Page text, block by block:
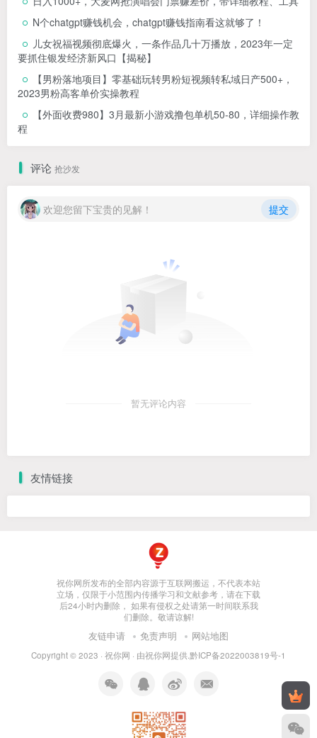
N个chatgpt赚钱机会，chatgpt赚钱指南看这就够了！
儿女祝福视频彻底爆火，一条作品几十万播放，2023年一定
要抓住银发经济新风口【揭秘】
【男粉落地项目】零基础玩转男粉短视频转私域日产500+，
2023男粉高客单价实操教程
【外面收费980】3月最新小游戏撸包单机50-80，详细操作教
程
评论 抢沙发
欢迎您留下宝贵的见解！ 提交
暂无评论内容
友情链接
祝你网所发布的全部内容源于互联网搬运，不代表本站
立场，仅限于小范围内传播学习和文献参考，请在下载
后24小时内删除， 如果有侵权之处请第一时间联系我
们删除。敬请谅解!
友链申请 免责声明 网站地图
Copyright © 2023 · 祝你网 · 由祝你网提供.黔ICP备2022003819号-1